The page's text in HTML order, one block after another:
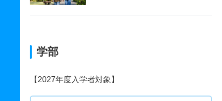
学部
【2027年度入学者対象】